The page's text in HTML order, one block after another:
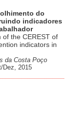
do
indicadores
the CEREST of
indicators in
da Costa Poço
Dez, 2015